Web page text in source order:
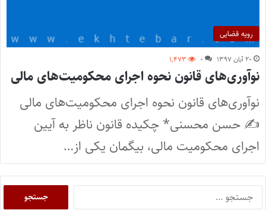
رویه قضایی
۲۰ آبان ۱۳۹۷ ۰ ۱,۴۷۳
نوآوری‌های قانون نحوه اجرای محکومیت‌های مالی
نوآوری‌های قانون نحوه اجرای محکومیت‌های مالی
✍ حسن محسنی* چکیده قانون ناظر به آیین
اجرای محکومیت مالی، بیگمان یکی از…